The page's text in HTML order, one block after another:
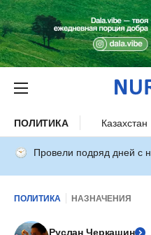
ПОЛИТИКА Казахстан
Провели подряд дней с
ПОЛИТИКА НАЗНАЧЕНИЯ
Руслан Черкашин